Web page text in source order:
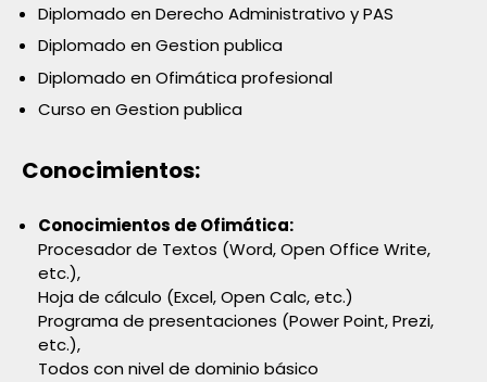
Diplomado en Derecho Administrativo y PAS
Diplomado en Gestion publica
Diplomado en Ofimática profesional
Curso en Gestion publica
Conocimientos:
Conocimientos de Ofimática:
Procesador de Textos (Word, Open Office Write,
etc.),
Hoja de cálculo (Excel, Open Calc, etc.)
Programa de presentaciones (Power Point, Prezi,
etc.),
Todos con nivel de dominio básico